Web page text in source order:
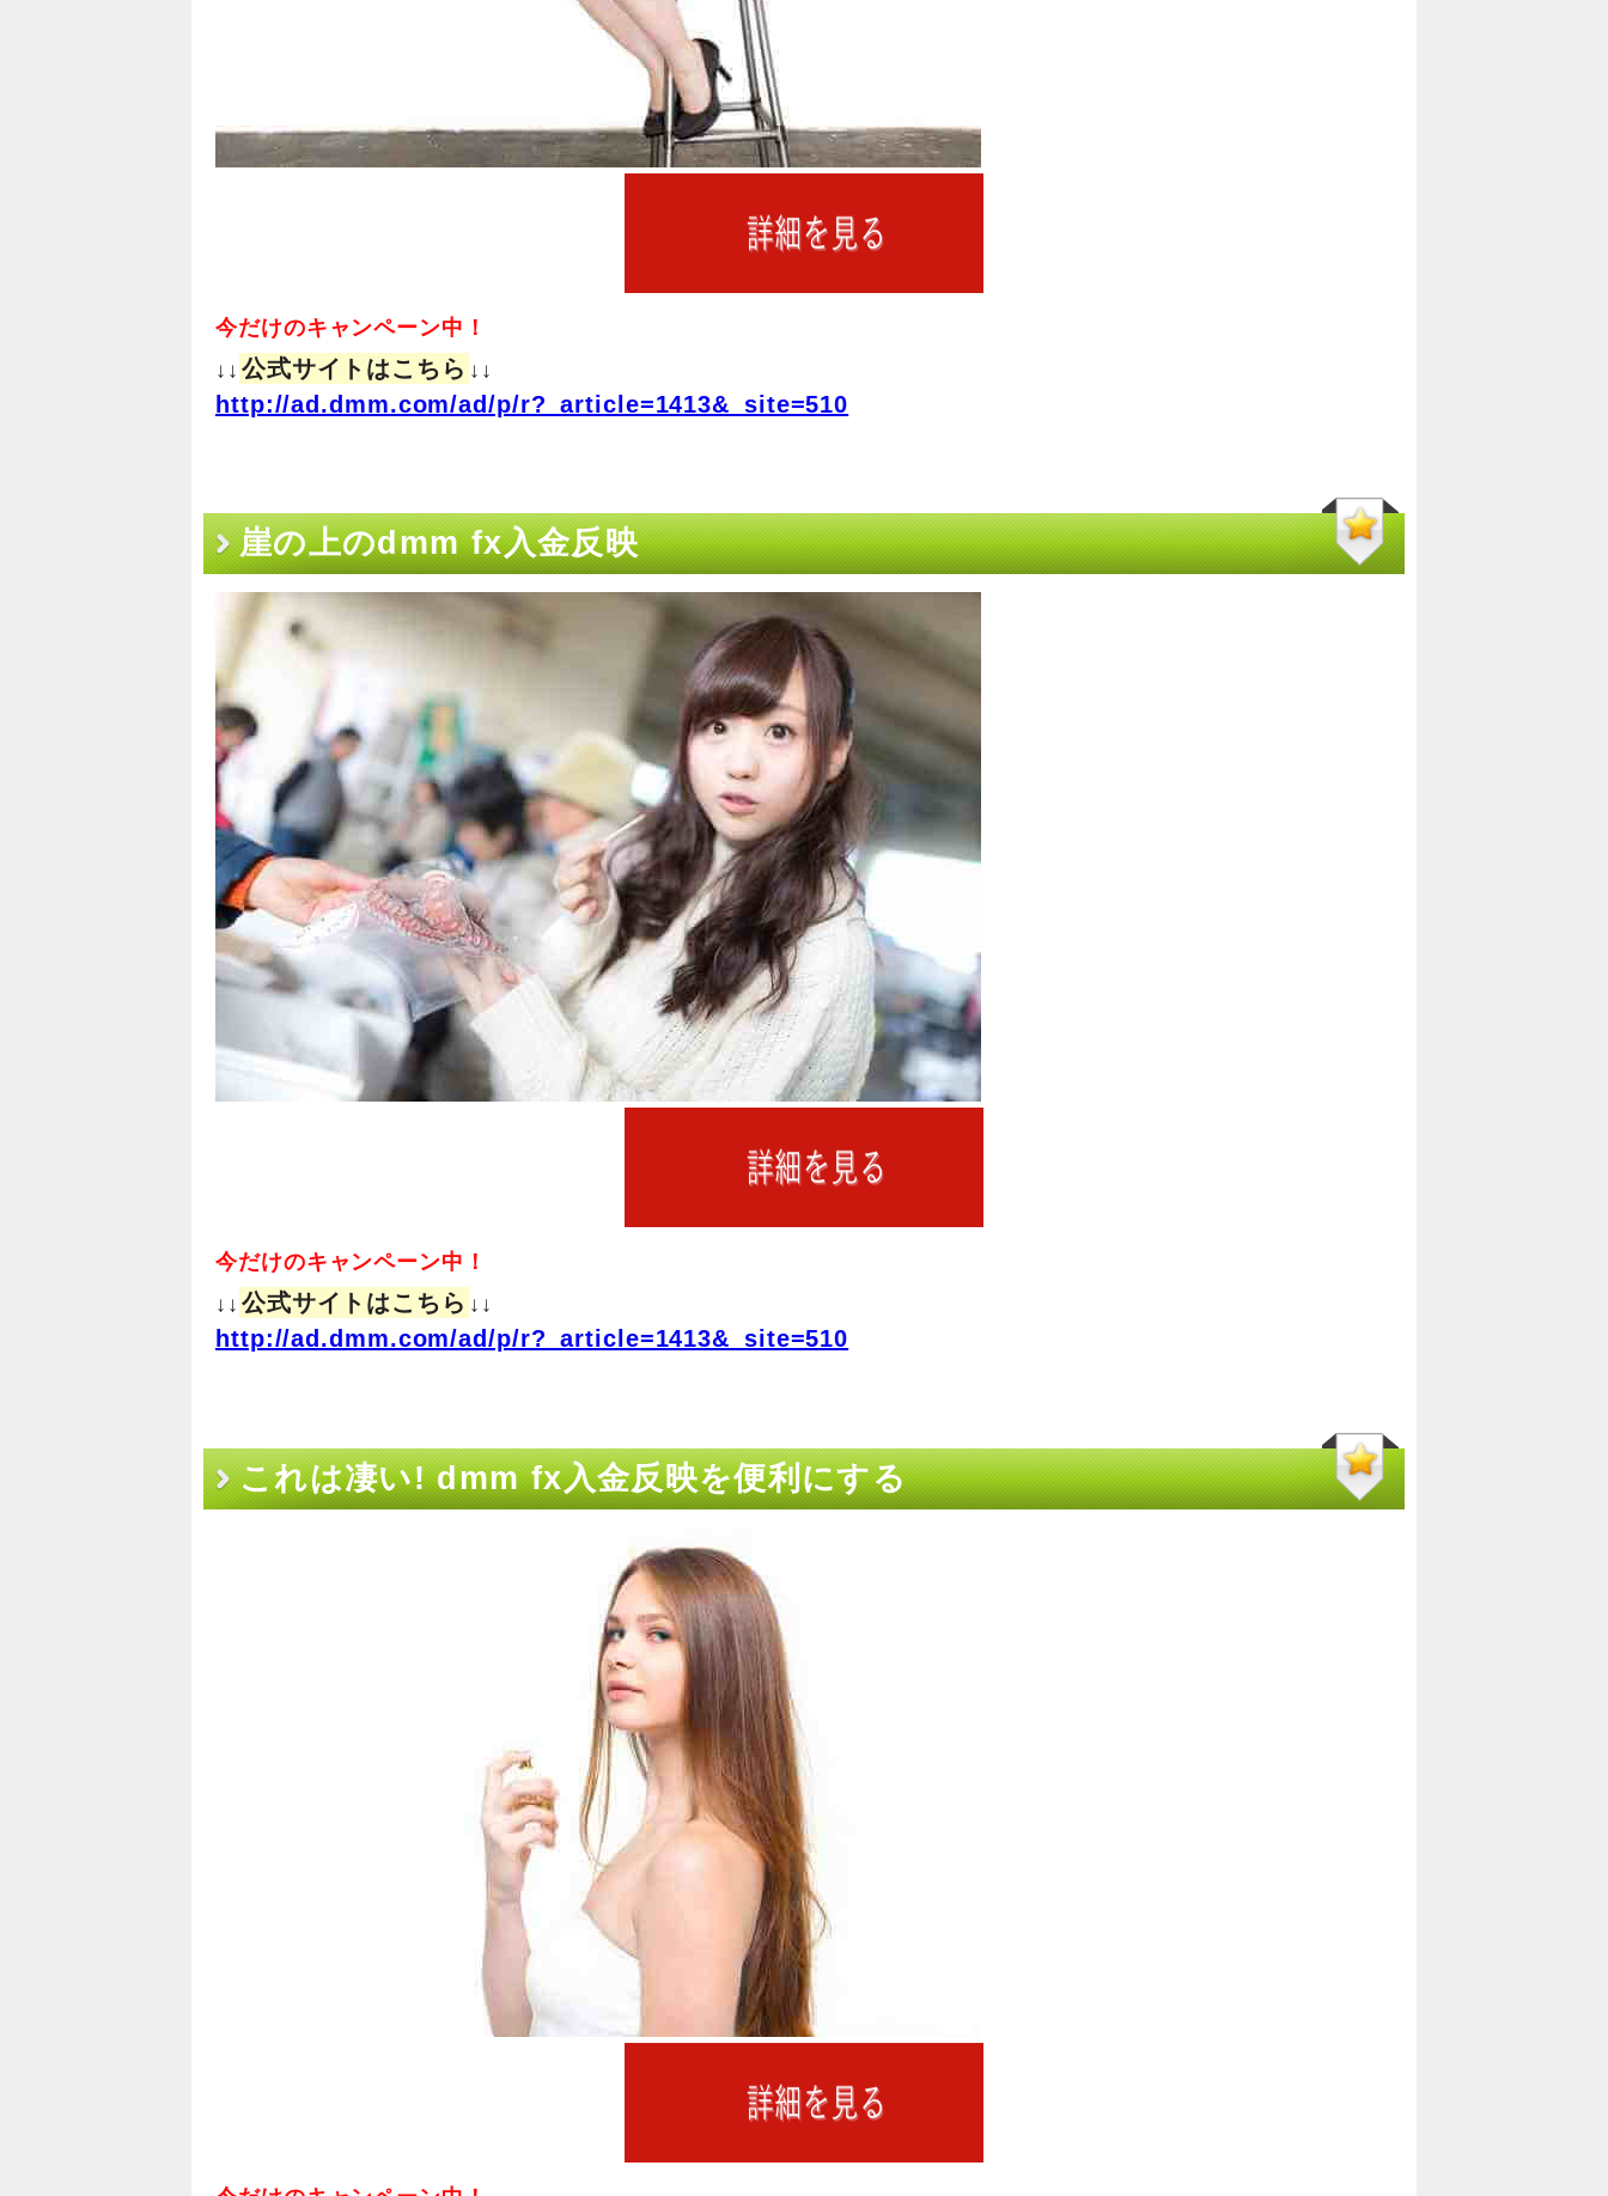
今だけのキャンペーン中！
↓↓ 公式サイトはこちら ↓↓
http://ad.dmm.com/ad/p/r?_article=1413&_site=510
崖の上のdmm fx入金反映
今だけのキャンペーン中！
↓↓ 公式サイトはこちら ↓↓
http://ad.dmm.com/ad/p/r?_article=1413&_site=510
これは凄い! dmm fx入金反映を便利にする